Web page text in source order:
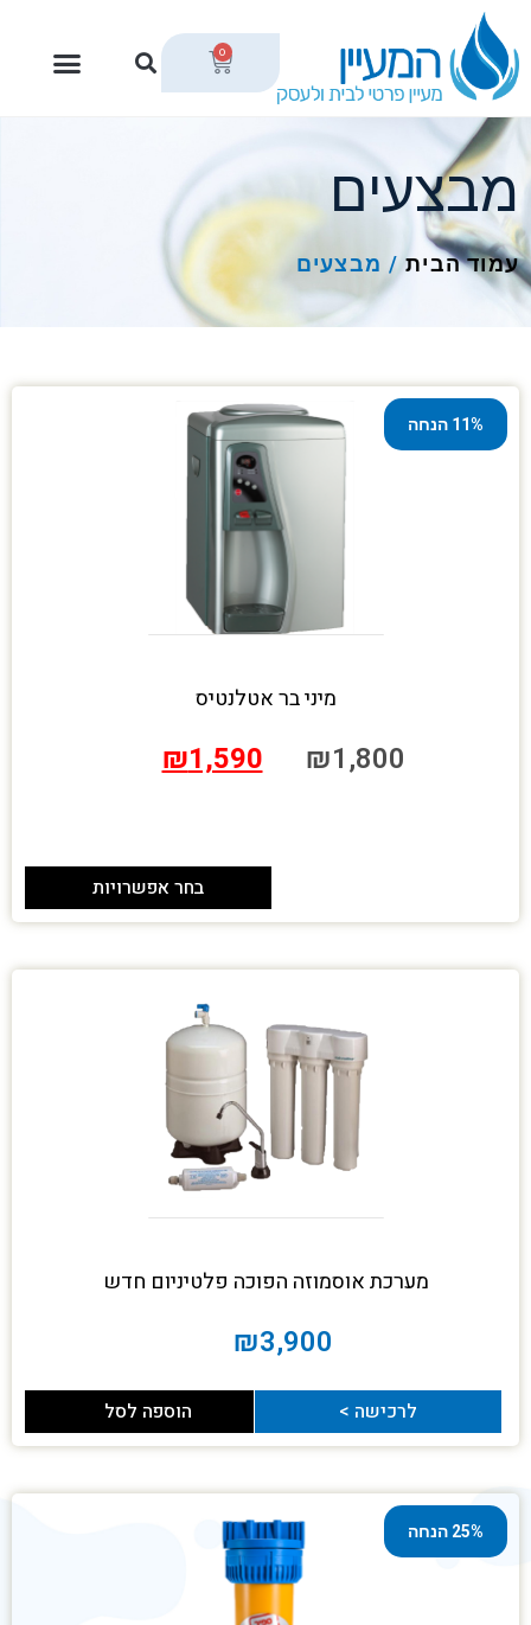
0
מבצעים
עמוד הבית / מבצעים
11% הנחה
מיני בר אטלנטיס
₪1,800
₪1,590
בחר אפשרויות
מערכת אוסמוזה הפוכה פלטיניום חדש
₪3,900
הוספה לסל לרכישה >
25% הנחה